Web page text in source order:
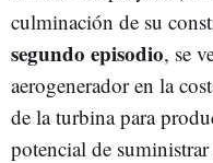
culminación de su
segundo episodio, se
aerogenerador en la
de la turbina para
potencial de